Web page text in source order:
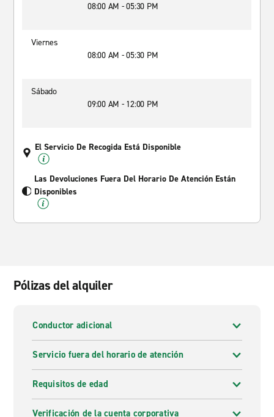
08:00 AM - 05:30 PM
Viernes
08:00 AM - 05:30 PM
Sábado
09:00 AM - 12:00 PM
El Servicio De Recogida Está Disponible
Las Devoluciones Fuera Del Horario De Atención Están
Disponibles
Pólizas del alquiler
Conductor adicional
Servicio fuera del horario de atención
Requisitos de edad
Verificación de la cuenta corporativa